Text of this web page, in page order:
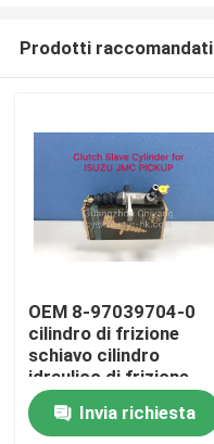
Casa
Prodotti
Circa noi
Prodotti raccomandati
OEM 8-97039704-0
cilindro di frizione
schiavo cilindro
idraulico di frizione
per ISUZU TF e JMC
1020 PICKUP
Invia richiesta